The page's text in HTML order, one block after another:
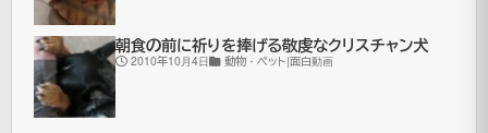
と
た
ん
朝食の前に祈りを捧げる敬虔なクリスチャン犬
2010年10月4日 動物・ペット|面白動画